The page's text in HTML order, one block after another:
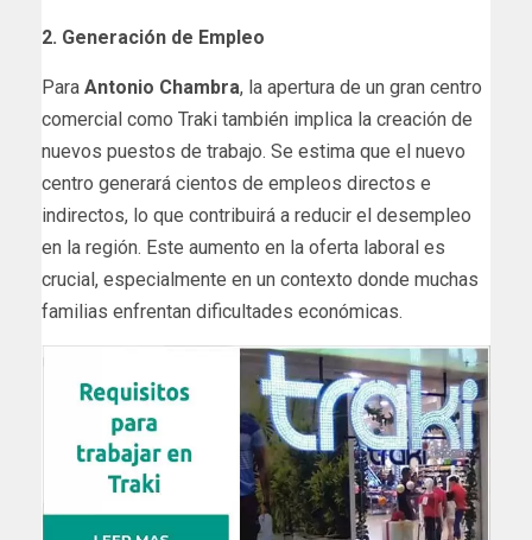
2. Generación de Empleo
Para Antonio Chambra, la apertura de un gran centro
comercial como Traki también implica la creación de
nuevos puestos de trabajo. Se estima que el nuevo
centro generará cientos de empleos directos e
indirectos, lo que contribuirá a reducir el desempleo
en la región. Este aumento en la oferta laboral es
crucial, especialmente en un contexto donde muchas
familias enfrentan dificultades económicas.